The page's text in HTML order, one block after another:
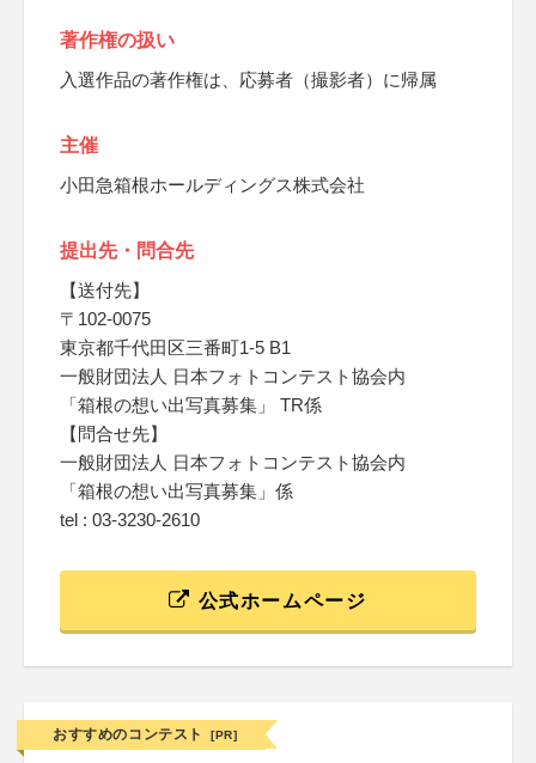
著作権の扱い
入選作品の著作権は、応募者（撮影者）に帰属
主催
小田急箱根ホールディングス株式会社
提出先・問合先
【送付先】
〒102-0075
東京都千代田区三番町1-5 B1
一般財団法人 日本フォトコンテスト協会内
「箱根の想い出写真募集」 TR係
【問合せ先】
一般財団法人 日本フォトコンテスト協会内
「箱根の想い出写真募集」係
tel : 03-3230-2610
公式ホームページ
おすすめのコンテスト [PR]